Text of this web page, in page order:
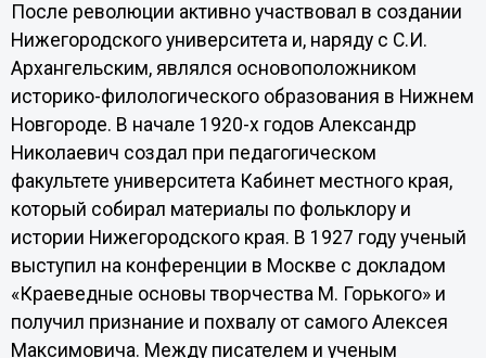
После революции активно участвовал в создании
Нижегородского университета и, наряду с С.И.
Архангельским, являлся основоположником
историко-филологического образования в Нижнем
Новгороде. В начале 1920-х годов Александр
Николаевич создал при педагогическом
факультете университета Кабинет местного края,
который собирал материалы по фольклору и
истории Нижегородского края. В 1927 году ученый
выступил на конференции в Москве с докладом
«Краеведные основы творчества М. Горького» и
получил признание и похвалу от самого Алексея
Максимовича. Между писателем и ученым